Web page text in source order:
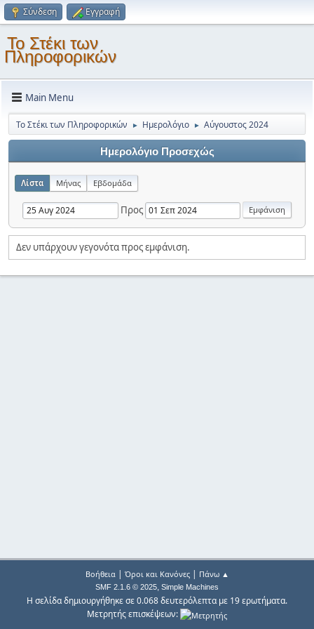
Σύνδεση Εγγραφή
Το Στέκι των
Πληροφορικών
Main Menu
Το Στέκι των Πληροφορικών ► Ημερολόγιο ► Αύγουστος 2024
Ημερολόγιο Προσεχώς
Λίστα Μήνας Εβδομάδα
Προς
Δεν υπάρχουν γεγονότα προς εμφάνιση.
Βοήθεια| Όροι και Κανόνες| Πάνω ▲
SMF 2.1.6 © 2025, Simple Machines
Η σελίδα δημιουργήθηκε σε 0.068 δευτερόλεπτα με 19 ερωτήματα.
Μετρητής επισκέψεων: